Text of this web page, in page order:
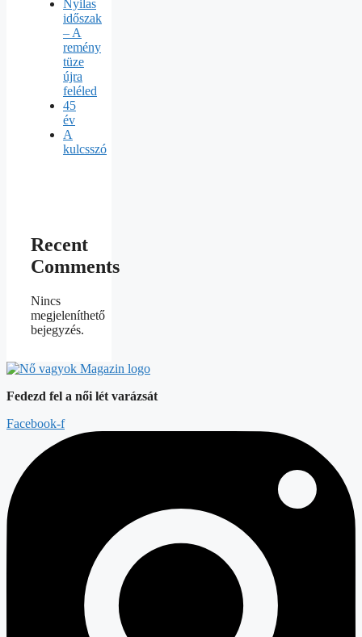
Nyilas
időszak
– A
remény
tüze
újra
feléled
45
év
A
kulcsszó
Recent
Comments
Nincs
megjeleníthető
bejegyzés.
Fedezd fel a női lét varázsát
Facebook-f